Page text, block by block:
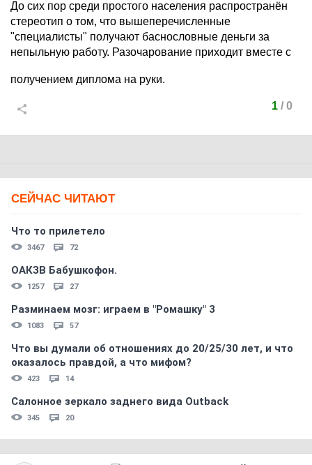
До сих пор среди простого населения распространён
стереотип о том, что вышеперечисленные
"специалисты" получают баснословные деньги за
непыльную работу. Разочарование приходит вместе с
получением диплома на руки.
1/ 0
СЕЙЧАС ЧИТАЮТ
Что то прилетело
3467 72
ОАКЗВ Бабушкофон.
1257 27
Разминаем мозг: играем в "Ромашку" 3
1083 57
Что вы думали об отношениях до 20/25/30 лет, и что
оказалось правдой, а что мифом?
423 14
Салонное зеркало заднего вида Outback
345 20